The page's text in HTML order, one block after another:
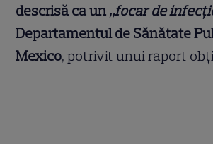
descrisă ca un „focar de
Departamentul de Sănătate
Mexico, potrivit unui raport